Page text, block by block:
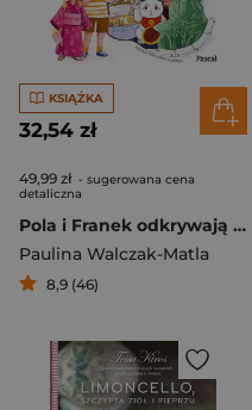
KSIĄŻKA
32,54 zł
49,99 zł - sugerowana cena
detaliczna
Pola i Franek odkrywają świat. Japonia, czyli kraj, w którym jelonki chodzą po ulicach
Paulina Walczak-Matla
8,9 (46)